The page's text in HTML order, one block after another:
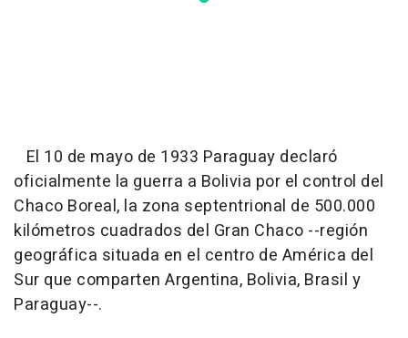
El 10 de mayo de 1933 Paraguay declaró
oficialmente la guerra a Bolivia por el control del
Chaco Boreal, la zona septentrional de 500.000
kilómetros cuadrados del Gran Chaco --región
geográfica situada en el centro de América del
Sur que comparten Argentina, Bolivia, Brasil y
Paraguay--.